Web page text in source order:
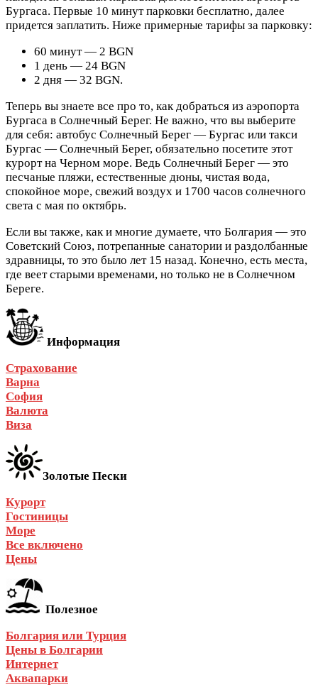
Бургаса. Первые 10 минут парковки бесплатно, далее
придется заплатить. Ниже примерные тарифы за парковку:
60 минут — 2 BGN
1 день — 24 BGN
2 дня — 32 BGN.
Теперь вы знаете все про то, как добраться из аэропорта
Бургаса в Солнечный Берег. Не важно, что вы выберите
для себя: автобус Солнечный Берег — Бургас или такси
Бургас — Солнечный Берег, обязательно посетите этот
курорт на Черном море. Ведь Солнечный Берег — это
песчаные пляжи, естественные дюны, чистая вода,
спокойное море, свежий воздух и 1700 часов солнечного
света с мая по октябрь.
Если вы также, как и многие думаете, что Болгария — это
Советский Союз, потрепанные санатории и раздолбанные
здравницы, то это было лет 15 назад. Конечно, есть места,
где веет старыми временами, но только не в Солнечном
Береге.
Информация
Страхование
Варна
София
Валюта
Виза
Золотые Пески
Курорт
Гостиницы
Море
Все включено
Цены
Полезное
Болгария или Турция
Цены в Болгарии
Интернет
Аквапарки